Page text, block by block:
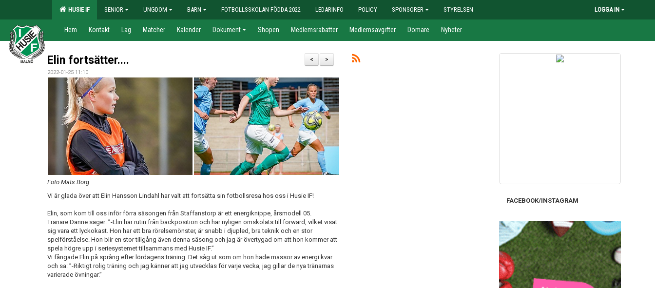
HUSIE IF SENIOR UNGDOM BARN FOTBOLLSSKOLAN FÖDDA 2022 LEDARINFO POLICY SPONSORER STYRELSEN LOGGA IN
Hem Kontakt Lag Matcher Kalender Dokument Shopen Medlemsrabatter Medlemsavgifter Domare Nyheter
>
<
Elin fortsätter....
2022-01-25 11:10
Foto Mats Borg
Vi är glada över att Elin Hansson Lindahl har valt att fortsätta sin fotbollsresa hos oss i Husie IF!
Elin, som kom till oss inför förra säsongen från Staffanstorp är ett energiknippe, årsmodell 05.
Tränare Danne säger: ”-Elin har rutin från backposition och har nyligen omskolats till forward, vilket visat
sig vara ett lyckokast. Hon har ett bra rörelsemönster, är snabb i djupled, bra teknik och en stor
spelförståelse. Hon blir en stor tillgång även denna säsong och jag är övertygad om att hon kommer att
spela högre upp i seriesystemet tillsammans med Husie IF.”
Vi fångade Elin på språng efter lördagens träning. Det såg ut som om hon hade massor av energi kvar
och sa: ”-Riktigt rolig träning och jag känner att jag utvecklas för varje vecka, jag gillar de nya tränarnas
varierade övningar.”
FACEBOOK/INSTAGRAM